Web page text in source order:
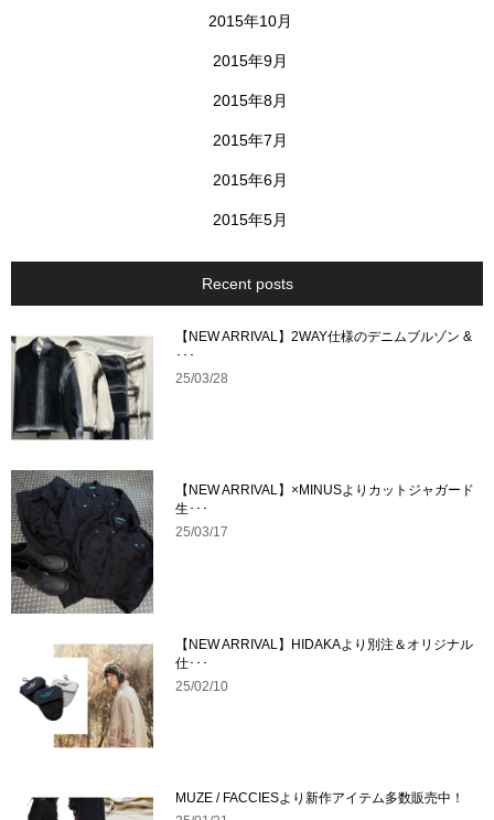
2015年10月
2015年9月
2015年8月
2015年7月
2015年6月
2015年5月
Recent posts
【NEW ARRIVAL】2WAY仕様のデニムブルゾン &
･･･
25/03/28
【NEW ARRIVAL】×MINUSよりカットジャガード
生･･･
25/03/17
【NEW ARRIVAL】HIDAKAより別注＆オリジナル
仕･･･
25/02/10
MUZE / FACCIESより新作アイテム多数販売中！